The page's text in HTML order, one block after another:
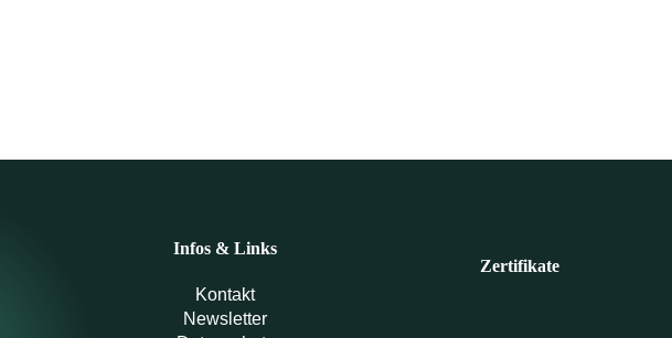
Infos & Links
Kontakt
Newsletter
Zertifikate